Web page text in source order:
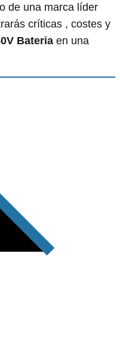
de una marca líder
críticas , costes y
Bateria en una